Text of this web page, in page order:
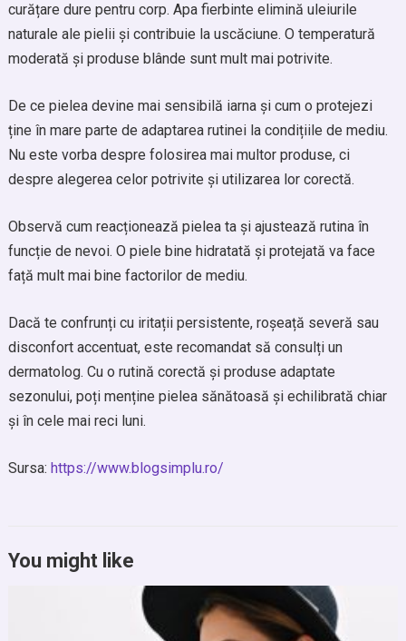
curățare dure pentru corp. Apa fierbinte elimină uleiurile
naturale ale pielii și contribuie la uscăciune. O temperatură
moderată și produse blânde sunt mult mai potrivite.
De ce pielea devine mai sensibilă iarna și cum o protejezi
ține în mare parte de adaptarea rutinei la condițiile de mediu.
Nu este vorba despre folosirea mai multor produse, ci
despre alegerea celor potrivite și utilizarea lor corectă.
Observă cum reacționează pielea ta și ajustează rutina în
funcție de nevoi. O piele bine hidratată și protejată va face
față mult mai bine factorilor de mediu.
Dacă te confrunți cu iritații persistente, roșeață severă sau
disconfort accentuat, este recomandat să consulți un
dermatolog. Cu o rutină corectă și produse adaptate
sezonului, poți menține pielea sănătoasă și echilibrată chiar
și în cele mai reci luni.
Sursa: https://www.blogsimplu.ro/
You might like